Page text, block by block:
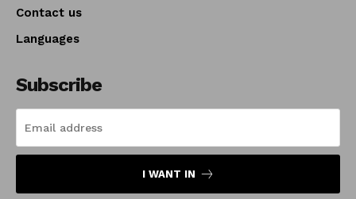
Contact us
Languages
Subscribe
I WANT IN